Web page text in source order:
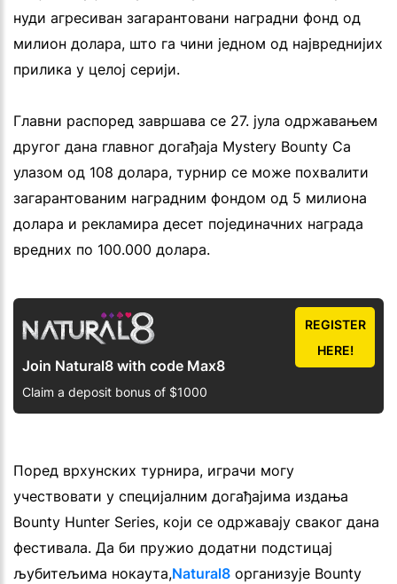
нуди агресиван загарантовани наградни фонд од
милион долара, што га чини једном од највреднијих
прилика у целој серији.
Главни распоред завршава се 27. јула одржавањем
другог дана главног догађаја Mystery Bounty Са
улазом од 108 долара, турнир се може похвалити
загарантованим наградним фондом од 5 милиона
долара и рекламира десет појединачних награда
вредних по 100.000 долара.
Join Natural8 with code Max8
Claim a deposit bonus of $1000
REGISTER
HERE!
Поред врхунских турнира, играчи могу
учествовати у специјалним догађајима издања
Bounty Hunter Series, који се одржавају сваког дана
фестивала. Да би пружио додатни подстицај
љубитељима нокаута,Natural8 организује Bounty